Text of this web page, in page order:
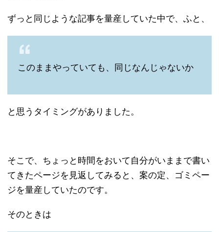
ずっと同じような記事を量産していた中で、ふと、
このままやっていても、同じなんじゃないか
と思うタイミングがありました。
そこで、ちょっと時間をおいて自分がいままで書い
てきたページを見返してみると、案の定、ゴミペー
ジを量産していたのです。
そのときは